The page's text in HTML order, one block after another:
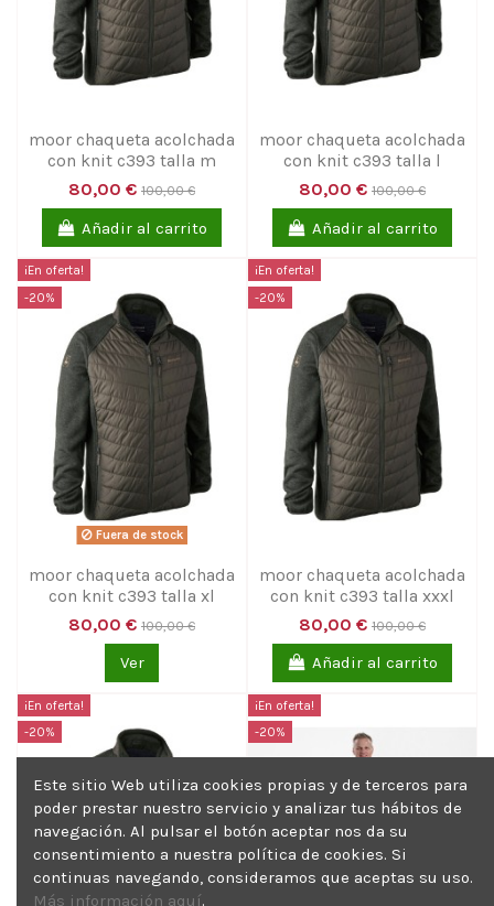
moor chaqueta acolchada
con knit c393 talla m
80,00 € 100,00 €
Añadir al carrito
moor chaqueta acolchada
con knit c393 talla l
80,00 € 100,00 €
Añadir al carrito
¡En oferta!
-20%
Fuera de stock
moor chaqueta acolchada
con knit c393 talla xl
80,00 € 100,00 €
Ver
¡En oferta!
-20%
moor chaqueta acolchada
con knit c393 talla xxxl
80,00 € 100,00 €
Añadir al carrito
¡En oferta!
-20%
¡En oferta!
-20%
Este sitio Web utiliza cookies propias y de terceros para
poder prestar nuestro servicio y analizar tus hábitos de
navegación. Al pulsar el botón aceptar nos da su
consentimiento a nuestra política de cookies. Si
continuas navegando, consideramos que aceptas su uso.
Más información aquí.